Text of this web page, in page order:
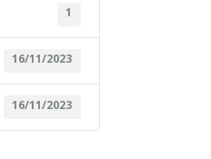
1
16/11/2023
16/11/2023